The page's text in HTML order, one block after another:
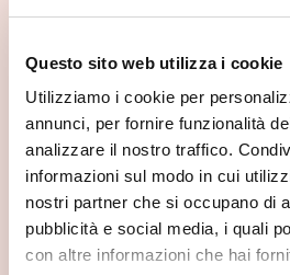
Questo sito web utilizza i cookie
Utilizziamo i cookie per
annunci, per fornire funzionalità
analizzare il nostro traffico.
informazioni sul modo in cui
nostri partner che si occupano di
pubblicità e social media, i quali
con altre informazioni che hai